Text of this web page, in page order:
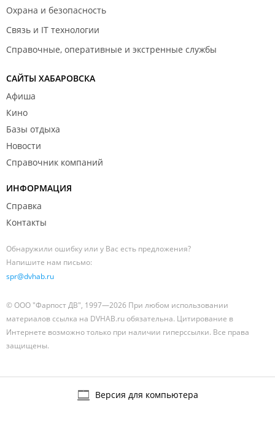
Охрана и безопасность
Связь и IT технологии
Справочные, оперативные и экстренные службы
САЙТЫ ХАБАРОВСКА
Афиша
Кино
Базы отдыха
Новости
Справочник компаний
ИНФОРМАЦИЯ
Справка
Контакты
Обнаружили ошибку или у Вас есть предложения?
Напишите нам письмо:
spr@dvhab.ru
© ООО "Фарпост ДВ", 1997—2026 При любом использовании
материалов ссылка на DVHAB.ru обязательна. Цитирование в
Интернете возможно только при наличии гиперссылки. Все права
защищены.
Версия для компьютера